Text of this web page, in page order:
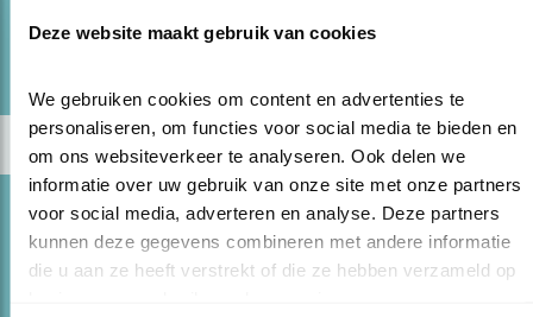
Deze website maakt gebruik van cookies
We gebruiken cookies om content en advertenties te
personaliseren, om functies voor social media te bieden en
om ons websiteverkeer te analyseren. Ook delen we
informatie over uw gebruik van onze site met onze partners
voor social media, adverteren en analyse. Deze partners
kunnen deze gegevens combineren met andere informatie
die u aan ze heeft verstrekt of die ze hebben verzameld op
lees meer
Blog
KUNSTSTOF VERSUS GROEN